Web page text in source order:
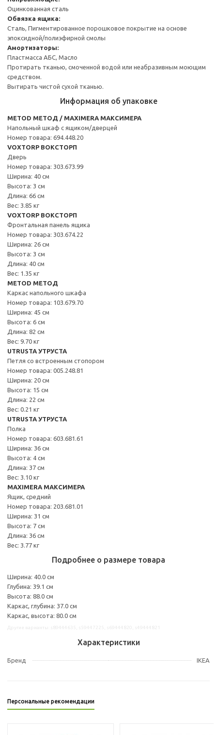
Оцинкованная сталь
Обвязка ящика:
Сталь, Пигментированное порошковое покрытие на основе
эпоксидной/полиэфирной смолы
Амортизаторы:
Пластмасса АБС, Масло
Протирать тканью, смоченной водой или неабразивным моющим
средством.
Вытирать чистой сухой тканью.
Информация об упаковке
METOD МЕТОД / MAXIMERA МАКСИМЕРА
Напольный шкаф с ящиком/дверцей
Номер товара: 694.448.20
VOXTORP ВОКСТОРП
Дверь
Номер товара: 303.673.99
Ширина: 40 см
Высота: 3 см
Длина: 66 см
Вес: 3.85 кг
VOXTORP ВОКСТОРП
Фронтальная панель ящика
Номер товара: 303.674.22
Ширина: 26 см
Высота: 3 см
Длина: 40 см
Вес: 1.35 кг
METOD МЕТОД
Каркас напольного шкафа
Номер товара: 103.679.70
Ширина: 45 см
Высота: 6 см
Длина: 82 см
Вес: 9.70 кг
UTRUSTA УТРУСТА
Петля со встроенным стопором
Номер товара: 005.248.81
Ширина: 20 см
Высота: 15 см
Длина: 22 см
Вес: 0.21 кг
UTRUSTA УТРУСТА
Полка
Номер товара: 603.681.61
Ширина: 36 см
Высота: 4 см
Длина: 37 см
Вес: 3.10 кг
MAXIMERA МАКСИМЕРА
Ящик, средний
Номер товара: 203.681.01
Ширина: 31 см
Высота: 7 см
Длина: 36 см
Вес: 3.77 кг
Подробнее о размере товара
Ширина: 40.0 см
Глубина: 39.1 см
Высота: 88.0 см
Каркас, глубина: 37.0 см
Каркас, высота: 80.0 см
Характеристики
Бренд IKEA
Персональные рекомендации